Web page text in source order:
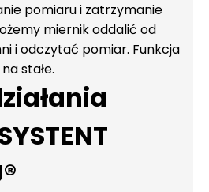
pomiaru i zatrzymanie
miernik oddalić od
i odczytać pomiar. Funkcja
stałe.